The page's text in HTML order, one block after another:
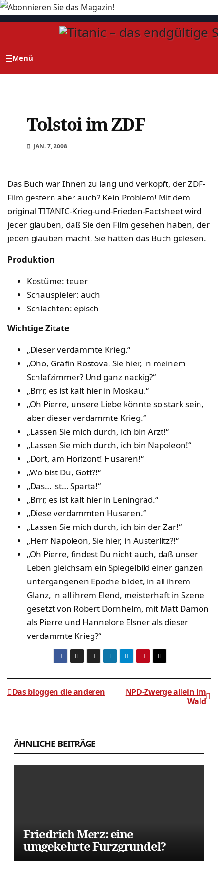
Zum
Tolstoi im ZDF
JAN. 7, 2008
Das Buch war Ihnen zu lang und verkopft, der ZDF-
Film gestern aber auch? Kein Problem! Mit dem
original TITANIC-Krieg-und-Frieden-Factsheet wird
jeder glauben, daß Sie den Film gesehen haben, der
jeden glauben macht, Sie hätten das Buch gelesen.
Produktion
Kostüme: teuer
Schauspieler: auch
Schlachten: episch
Wichtige Zitate
„Dieser verdammte Krieg.“
„Oho, Gräfin Rostova, Sie hier, in meinem
Schlafzimmer? Und ganz nackig?“
„Brrr, es ist kalt hier in Moskau.“
„Oh Pierre, unsere Liebe könnte so stark sein,
aber dieser verdammte Krieg.“
„Lassen Sie mich durch, ich bin Arzt!“
„Lassen Sie mich durch, ich bin Napoleon!“
„Dort, am Horizont! Husaren!“
„Wo bist Du, Gott?!“
„Das… ist… Sparta!“
„Brrr, es ist kalt hier in Leningrad.“
„Diese verdammten Husaren.“
„Lassen Sie mich durch, ich bin der Zar!“
„Herr Napoleon, Sie hier, in Austerlitz?!“
„Oh Pierre, findest Du nicht auch, daß unser
Leben gleichsam ein Spiegelbild einer ganzen
untergangenen Epoche bildet, in all ihrem
Glanz, in all ihrem Elend, meisterhaft in Szene
gesetzt von Robert Dornhelm, mit Matt Damon
als Pierre und Hannelore Elsner als dieser
verdammte Krieg?“
NPD-Zwerge allein im
Wald
Das bloggen die anderen
ÄHNLICHE BEITRÄGE
Friedrich Merz: eine
umgekehrte Furzgrundel?